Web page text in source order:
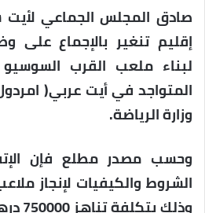
صادق المجلس الجماعي لأيت
إقليم تنغير بالإجماع على
المتواجد في أيت عربي(
وزارة الرياضة.
وحسب مصدر مطلع فإن
الشروط والكيفيات لإنجاز
وذلك